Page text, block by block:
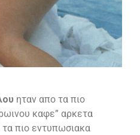
ηταν απο τα πιο
καφε” αρκετα
τα πιο εντυπωσιακα